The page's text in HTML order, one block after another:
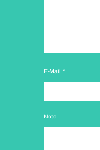
E-Mail *
Note